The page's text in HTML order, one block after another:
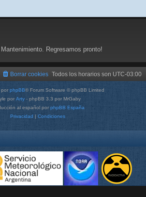
Regresamos pronto!
Todos los horarios son UTC-03:00
Borrar cookies
por phpBB® Forum Software © phpBB Limited
por Arty - phpBB 3.3 por MrGaby
al español por phpBB España
Privacidad | Condiciones